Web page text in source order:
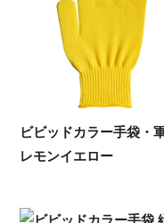
ビビッドカラー手袋・
レモンイエロー